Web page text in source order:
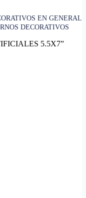
EN GENERAL
DECORATIVOS